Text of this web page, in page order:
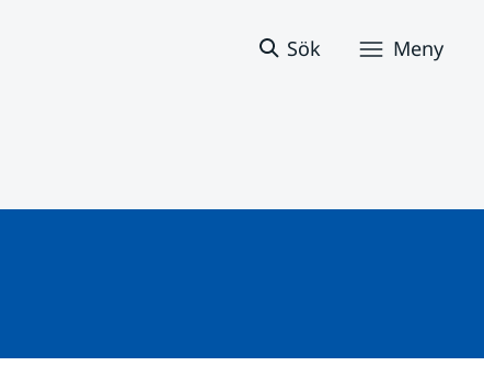
Sök Meny